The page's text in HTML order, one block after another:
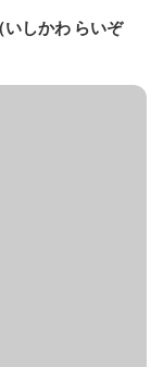
しかわ らいぞ